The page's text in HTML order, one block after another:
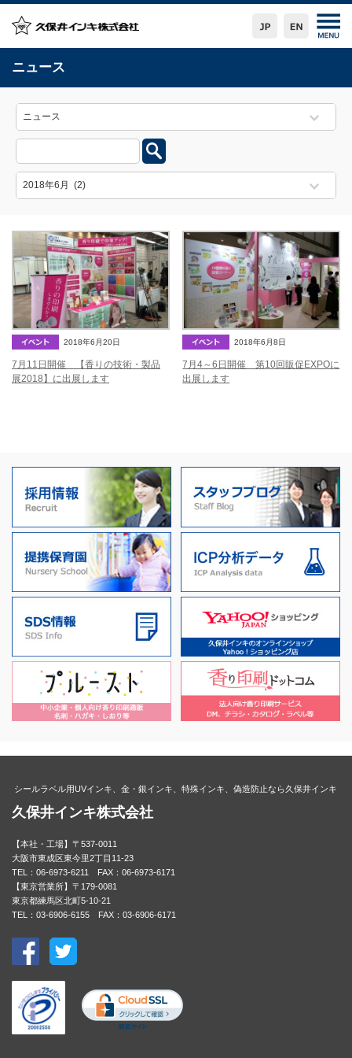
ニュース
2018年6月20日
7月11日開催 【香りの技術・製品
展2018】に出展します
2018年6月8日
7月4～6日開催 第10回販促EXPOに
出展します
シールラベル用UVインキ、金・銀インキ、特殊インキ、偽造防止なら久保井インキ
久保井インキ株式会社
【本社・工場】〒537-0011
大阪市東成区東今里2丁目11-23
TEL：06-6973-6211 FAX：06-6973-6171
【東京営業所】〒179-0081
東京都練馬区北町5-10-21
TEL：03-6906-6155 FAX：03-6906-6171